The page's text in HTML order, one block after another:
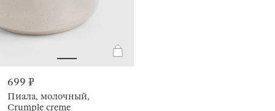
699 ₽
Пиала, молочный,
Crumple creme